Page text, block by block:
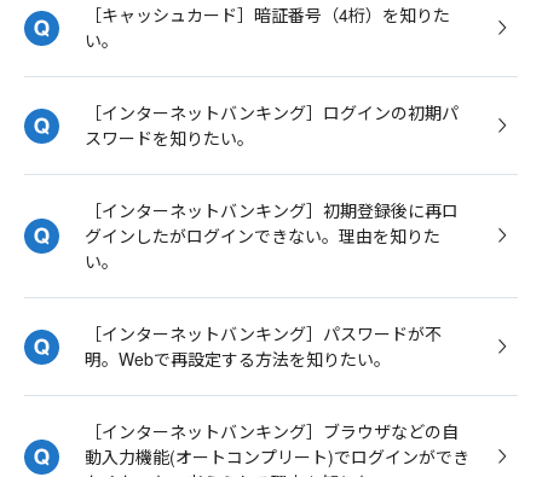
［キャッシュカード］暗証番号（4桁）を知りた
い。
［インターネットバンキング］ログインの初期パ
スワードを知りたい。
［インターネットバンキング］初期登録後に再ロ
グインしたがログインできない。理由を知りた
い。
［インターネットバンキング］パスワードが不
明。Webで再設定する方法を知りたい。
［インターネットバンキング］ブラウザなどの自
動入力機能(オートコンプリート)でログインができ